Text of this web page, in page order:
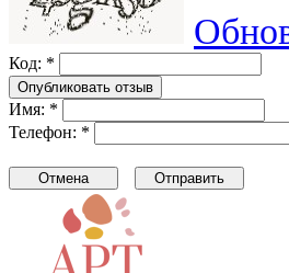
Код: *
Имя: *
Телефон: *